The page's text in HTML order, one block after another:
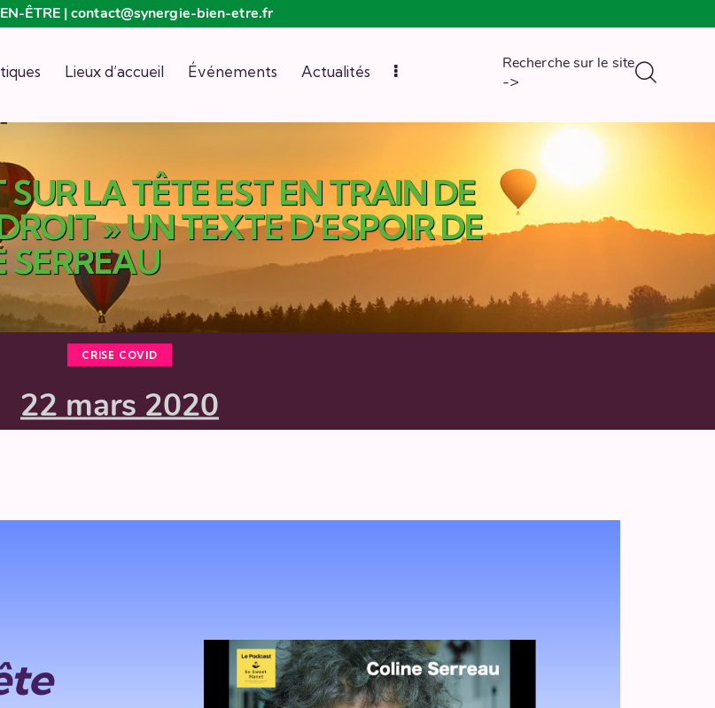
ÊTRE | contact@synergie-bien-etre.fr
Lieux d’accueil Événements Actualités Recherche sur le site
->
LA TÊTE EST EN TRAIN DE
» UN TEXTE D’ESPOIR DE
SERREAU
CRISE COVID
22 mars 2020